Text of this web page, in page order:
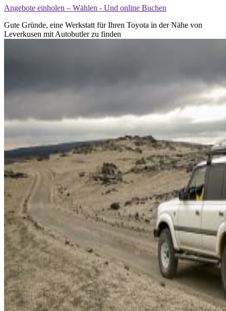
Angebote einholen – Wählen - Und online Buchen
Gute Gründe, eine Werkstatt für Ihren Toyota in der Nähe von
Leverkusen mit Autobutler zu finden